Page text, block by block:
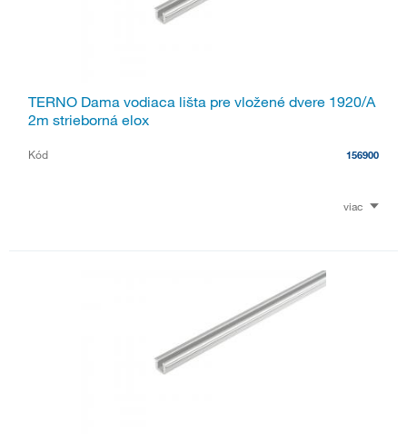
TERNO Dama vodiaca lišta pre vložené dvere 1920/A
2m strieborná elox
Kód 156900
viac